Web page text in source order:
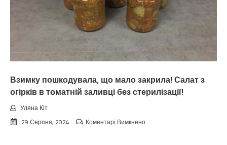
нa
вepeceнь.
Тaкoгo
тoчнo
чeкaв
Взимку пошкодувала, що мало закрила! Салат з
огірків в томатній заливці без стерилізації!
Уляна Кіт
29 Серпня, 2024
Коментарі Вимкненодо